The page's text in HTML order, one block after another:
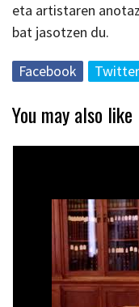
eta artistaren
bat jasotzen du.
Facebook Twitter
You may also like